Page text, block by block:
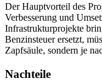
Der Hauptvorteil des
Verbesserung und
Infrastrukturprojekte
Benzinsteuer ersetzt,
Zapfsäule, sondern je
Nachteile